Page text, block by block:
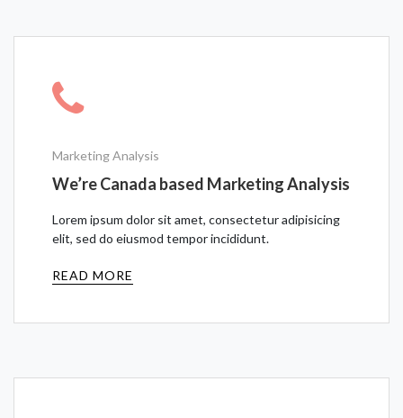
Marketing Analysis
We’re Canada based Marketing Analysis
Lorem ipsum dolor sit amet, consectetur adipisicing
elit, sed do eiusmod tempor incididunt.
READ MORE